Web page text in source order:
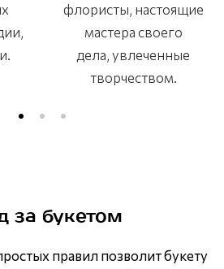
флористы, настоящие
мастера своего
дела, увлеченные
творчеством.
за букетом
правил позволит букету